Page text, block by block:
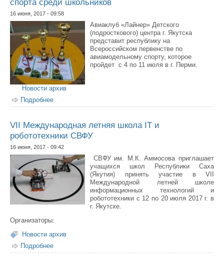
спорта среди школьников
16 июня, 2017 - 09:58
Авиаклуб «Лайнер» Детского
(подросткового) центра г. Якутска
представит республику на
Всероссийском первенстве по
авиамодельному спорту, которое
пройдет с 4 по 11 июля в г. Перми.
Новости архив
Подробнее
спорта среди школьников
VII Международная летняя школа IT и
робототехники СВФУ
16 июня, 2017 - 09:42
СВФУ им. М.К. Аммосова приглашает
учащихся школ Республики Саха
(Якутия) принять участие в VII
Международной летней школе
информационных технологий и
робототехники с 12 по 20 июля 2017 г. в
г. Якутске.
Организаторы:
Новости архив
Подробнее
СВФУ